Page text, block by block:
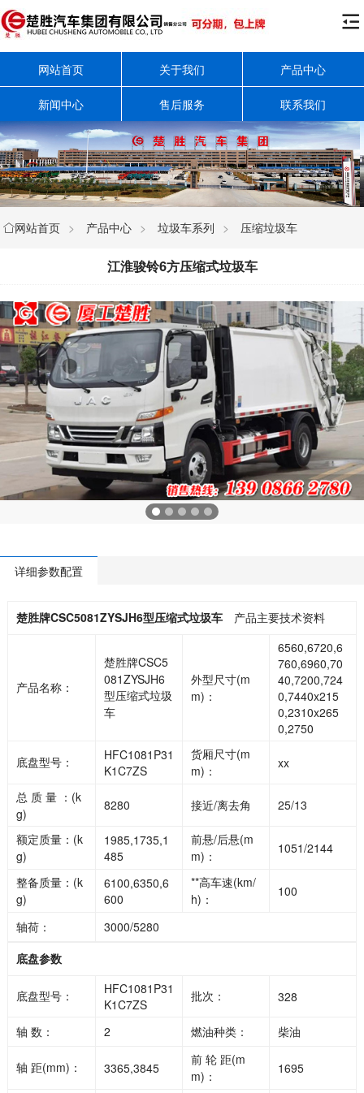

网站首页 关于我们 产品中心
新闻中心 售后服务 联系我们
网站首页 > 产品中心 > 垃圾车系列 > 压缩垃圾车
江淮骏铃6方压缩式垃圾车
详细参数配置
楚胜牌CSC5081ZYSJH6型压缩式垃圾车产品主要技术资料
产品名称：
楚胜牌CSC5
081ZYSJH6
型压缩式垃圾
车
外型尺寸(m
m)：
6560,6720,6
760,6960,70
40,7200,724
0,7440x215
0,2310x265
0,2750
底盘型号：
HFC1081P31
K1C7ZS
货厢尺寸(m
m)：
xx
总 质 量 ：(k
g)
8280 接近/离去角 25/13
额定质量：(k
g)
1985,1735,1
485
前悬/后悬(m
m)：
1051/2144
整备质量：(k
g)
6100,6350,6
600
**高车速(km/
h)：
100
轴荷：
3000/5280
底盘参数
底盘型号：
HFC1081P31
K1C7ZS
批次： 328
轴 数： 2 燃油种类： 柴油
轴 距(mm)： 3365,3845
前 轮 距(m
m)：
1695